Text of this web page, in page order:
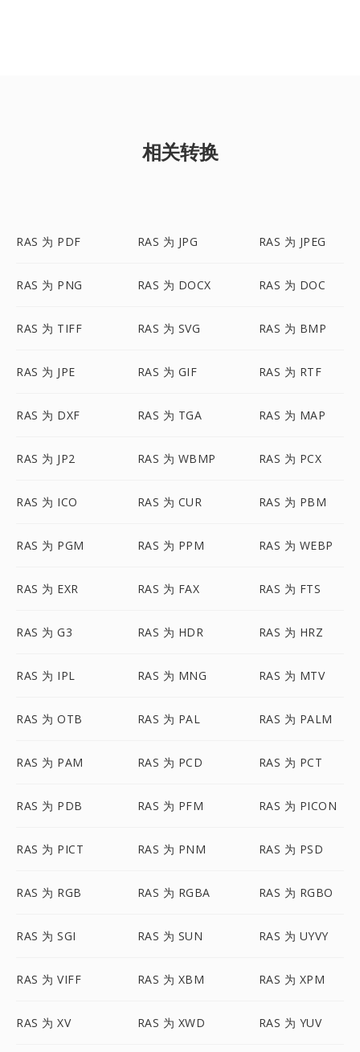
相关转换
RAS 为 PDF RAS 为 JPG RAS 为 JPEG
RAS 为 PNG RAS 为 DOCX RAS 为 DOC
RAS 为 TIFF RAS 为 SVG RAS 为 BMP
RAS 为 JPE RAS 为 GIF RAS 为 RTF
RAS 为 DXF RAS 为 TGA RAS 为 MAP
RAS 为 JP2 RAS 为 WBMP RAS 为 PCX
RAS 为 ICO RAS 为 CUR RAS 为 PBM
RAS 为 PGM RAS 为 PPM RAS 为 WEBP
RAS 为 EXR RAS 为 FAX RAS 为 FTS
RAS 为 G3 RAS 为 HDR RAS 为 HRZ
RAS 为 IPL RAS 为 MNG RAS 为 MTV
RAS 为 OTB RAS 为 PAL RAS 为 PALM
RAS 为 PAM RAS 为 PCD RAS 为 PCT
RAS 为 PDB RAS 为 PFM RAS 为 PICON
RAS 为 PICT RAS 为 PNM RAS 为 PSD
RAS 为 RGB RAS 为 RGBA RAS 为 RGBO
RAS 为 SGI RAS 为 SUN RAS 为 UYVY
RAS 为 VIFF RAS 为 XBM RAS 为 XPM
RAS 为 XV RAS 为 XWD RAS 为 YUV